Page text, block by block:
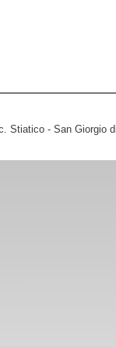
Stiatico - San Giorgio